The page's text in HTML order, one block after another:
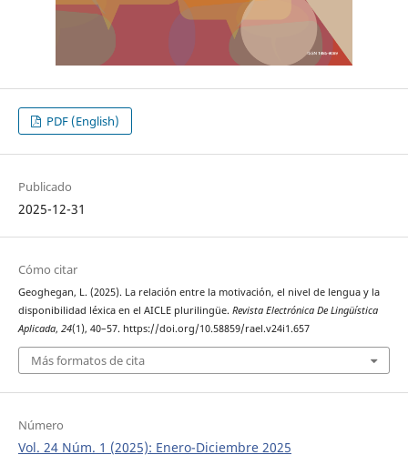
PDF (English)
Publicado
2025-12-31
Cómo citar
Geoghegan, L. (2025). La relación entre la motivación, el nivel de lengua y la
disponibilidad léxica en el AICLE plurilingüe. Revista Electrónica De Lingüística
Aplicada, 24(1), 40–57. https://doi.org/10.58859/rael.v24i1.657
Más formatos de cita
Número
Vol. 24 Núm. 1 (2025): Enero-Diciembre 2025